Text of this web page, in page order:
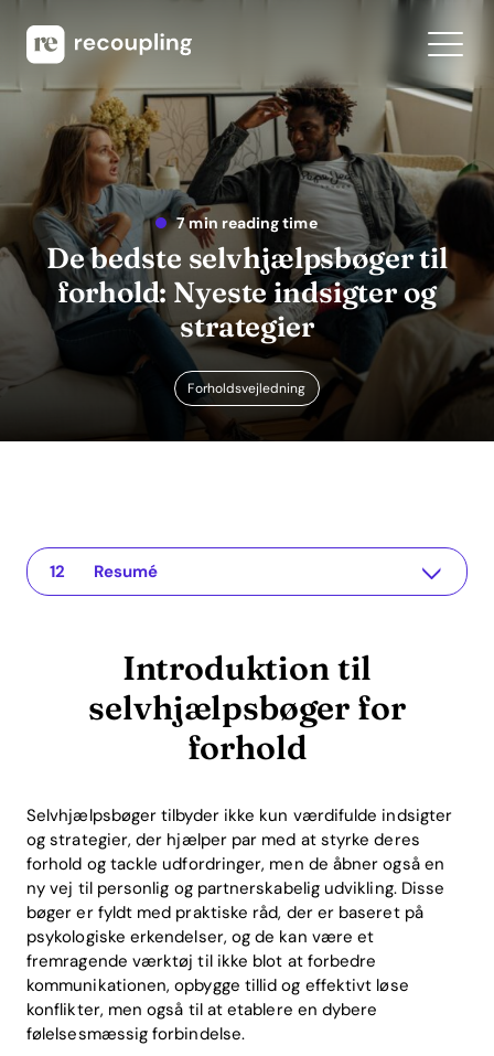
7 min reading time
De bedste selvhjælpsbøger til
forhold: Nyeste indsigter og
strategier
Forholdsvejledning
Introduktion til selvhjælpsbøger for forhold
The app for your relationship
Betydningen af forholdspleje
De mest effektive selvhjælpsbøger for forhold
Hvordan selvhjælpsbøger fungerer i kombination med apps
Return on Investment (ROI) fra selvhjælpsbøger for forhold
Praktiske eksempler og anvendelser
Ofte stillede spørgsmål om selvhjælpsbøger for forhold
Hvad er fordelene ved selvhjælpsbøger for forhold?
Kan selvhjælpsbøger hjælpe alene, eller er de bedre i kombination med andre midler?
Hvor vigtigt er det at anvende de lærte koncepter regelmæssigt?
Resumé
Introduktion til
selvhjælpsbøger for
forhold
Selvhjælpsbøger tilbyder ikke kun værdifulde indsigter
og strategier, der hjælper par med at styrke deres
forhold og tackle udfordringer, men de åbner også en
ny vej til personlig og partnerskabelig udvikling. Disse
bøger er fyldt med praktiske råd, der er baseret på
psykologiske erkendelser, og de kan være et
fremragende værktøj til ikke blot at forbedre
kommunikationen, opbygge tillid og effektivt løse
konflikter, men også til at etablere en dybere
følelsesmæssig forbindelse.